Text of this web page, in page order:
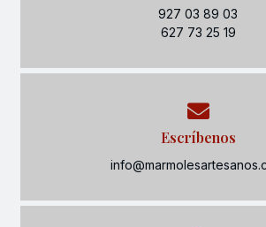
927 03 89 03
627 73 25 19
Escríbenos